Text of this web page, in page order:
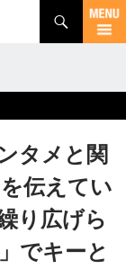
タメと関
伝えてい
り広げら
でキーと